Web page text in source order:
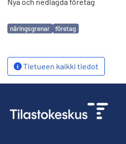
Avainsanat
näringsgrenar företag
Tietueen kaikki tiedot